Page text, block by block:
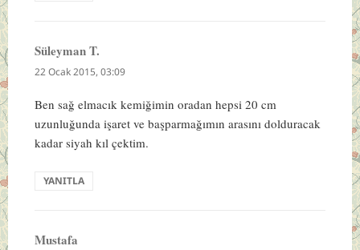
Süleyman T.
ki:
22 Ocak 2015, 03:09
Ben sağ elmacık kemiğimin oradan hepsi 20 cm
uzunluğunda işaret ve başparmağımın arasını dolduracak
kadar siyah kıl çektim.
YANITLA
Mustafa